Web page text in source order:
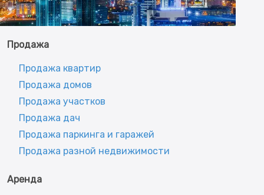
Продажа
Продажа квартир
Продажа домов
Продажа участков
Продажа дач
Продажа паркинга и гаражей
Продажа разной недвижимости
Аренда